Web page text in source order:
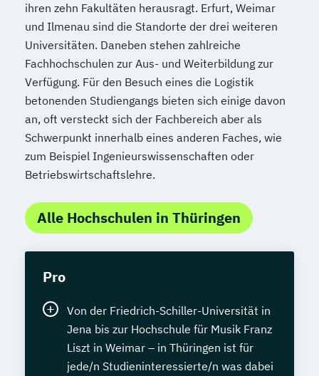
ihren zehn Fakultäten herausragt. Erfurt, Weimar
und Ilmenau sind die Standorte der drei weiteren
Universitäten. Daneben stehen zahlreiche
Fachhochschulen zur Aus- und Weiterbildung zur
Verfügung. Für den Besuch eines die Logistik
betonenden Studiengangs bieten sich einige davon
an, oft versteckt sich der Fachbereich aber als
Schwerpunkt innerhalb eines anderen Faches, wie
zum Beispiel Ingenieurswissenschaften oder
Betriebswirtschaftslehre.
Alle Hochschulen in Thüringen
Pro
Von der Friedrich-Schiller-Universität in
Jena bis zur Hochschule für Musik Franz
Liszt in Weimar – in Thüringen ist für
jede/n Studieninteressierte/n was dabei